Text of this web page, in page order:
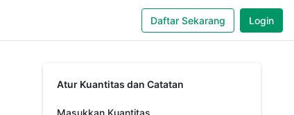
Daftar Sekarang Login
Atur Kuantitas dan Catatan
Masukkan Kuantitas